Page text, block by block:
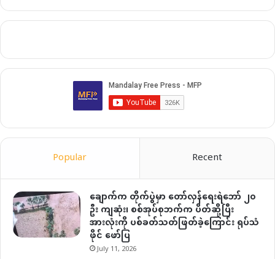
Popular Recent
ချောက်က တိုက်ပွဲမှာ တော်လှန်ရေးရဲဘော် ၂၀
ဦး ကျဆုံး၊ စစ်အုပ်စုဘက်က ပိတ်ဆို့ပြီး
အားလုံးကို ပစ်ခတ်သတ်ဖြတ်ခဲ့ကြောင်း ရုပ်သံ
ဖိုင် ဖော်ပြ
July 11, 2026